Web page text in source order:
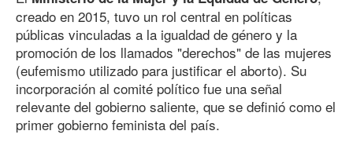
creado en 2015, tuvo un rol central en políticas
públicas vinculadas a la igualdad de género y la
promoción de los llamados "derechos" de las mujeres
(eufemismo utilizado para justificar el aborto). Su
incorporación al comité político fue una señal
relevante del gobierno saliente, que se definió como el
primer gobierno feminista del país.